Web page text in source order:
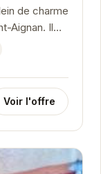
de charme
Aignan. Il
Voir l'offre